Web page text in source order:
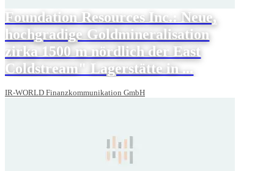
Foundation Resources Inc.: Neue,
hochgradige Goldmineralisation
zirka 1500 m nördlich der East
Coldstream" Lagerstätte in ...
IR-WORLD Finanzkommunikation GmbH